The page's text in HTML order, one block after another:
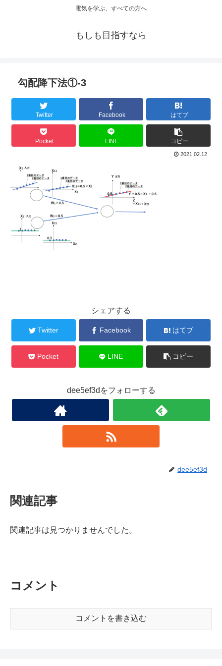
電気を学ぶ、すべての方へ
もしも目指すなら
勾配降下法①-3
Twitter Facebook はてブ
Pocket LINE コピー
2021.02.12
シェアする
Twitter Facebook はてブ
Pocket LINE コピー
dee5ef3dをフォローする
dee5ef3d
関連記事
関連記事は見つかりませんでした。
コメント
コメントを書き込む